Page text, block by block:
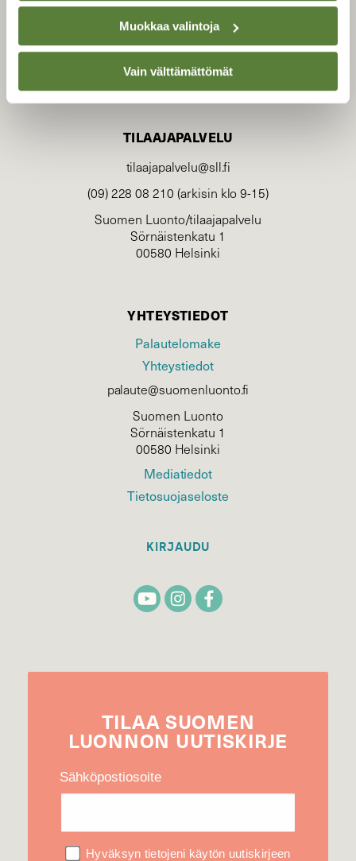
Muokkaa valintoja
Vain välttämättömät
TILAAJAPALVELU
tilaajapalvelu@sll.fi
(09) 228 08 210 (arkisin klo 9-15)
Suomen Luonto/tilaajapalvelu
Sörnäistenkatu 1
00580 Helsinki
YHTEYSTIEDOT
Palautelomake
Yhteystiedot
palaute@suomenluonto.fi
Suomen Luonto
Sörnäistenkatu 1
00580 Helsinki
Mediatiedot
Tietosuojaseloste
KIRJAUDU
TILAA SUOMEN
LUONNON UUTIS­KIRJE
Sähköpostiosoite
Hyväksyn tietojeni käytön uutiskirjeen